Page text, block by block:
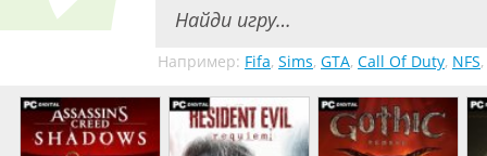
Например: Fifa, Sims, GTA, Call Of Duty, NFS,